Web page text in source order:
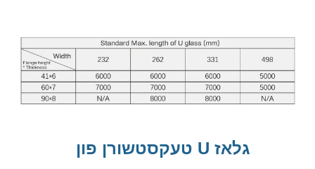
טעקסטשורן פון U גלאז